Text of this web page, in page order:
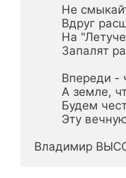
Не
Вдруг
На
Запалят
Впереди
А
Будем
Эту
Владимир